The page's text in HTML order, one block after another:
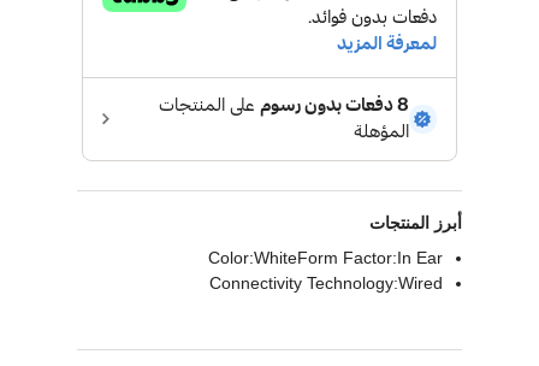
أبرز المنتجات
Color:WhiteForm Factor:In Ear
Connectivity Technology:Wired